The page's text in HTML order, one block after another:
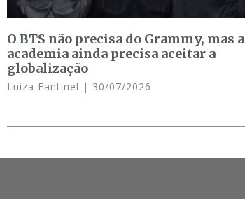
O BTS não precisa do Grammy, mas a
academia ainda precisa aceitar a
globalização
Luiza Fantinel 30/07/2026